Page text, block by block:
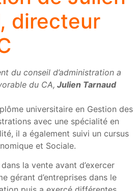
directeur
du conseil d’administration a
du CA, Julien Tarnaud
universitaire en Gestion des
avec une spécialité en
il a également suivi un cursus
et Sociale.
la vente avant d’exercer
gérant d’entreprises dans le